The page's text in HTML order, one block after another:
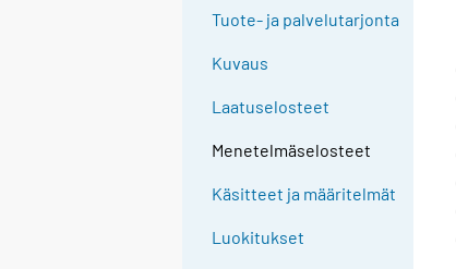
Tuote- ja palvelutarjonta
Kuvaus
Laatuselosteet
Menetelmäselosteet
Käsitteet ja määritelmät
Luokitukset